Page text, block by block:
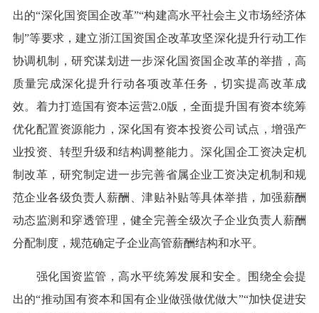
出的“深化国资国企改革”“构建高水平社会主义市场经济体
制”等要求，建立浙江国资国企改革攻坚深化提升行动工作
协调机制，研究谋划进一步深化国资国企改革的举措，高
质量完成深化提升行动各项改革任务，切实提高改革成
效。着力打造国有资本运营2.0版，全面提升国有资本统筹
优化配置资源能力，深化国有资本投资公司试点，增强产
业投资、转型升级和结构调整能力。深化国企工资决定机
制改革，研究制定进一步完善省属企业工资决定机制和规
范企业各级负责人薪酬、津贴补贴等具体举措，加强薪酬
动态监测和穿透管理，健全完善全级次子企业负责人薪酬
分配制度，规范确定子企业高管薪酬结构和水平。
强化国资监管，高水平统筹发展和安全。围绕全会提
出的“推动国有资本和国有企业做强做优做大”“加快促进安